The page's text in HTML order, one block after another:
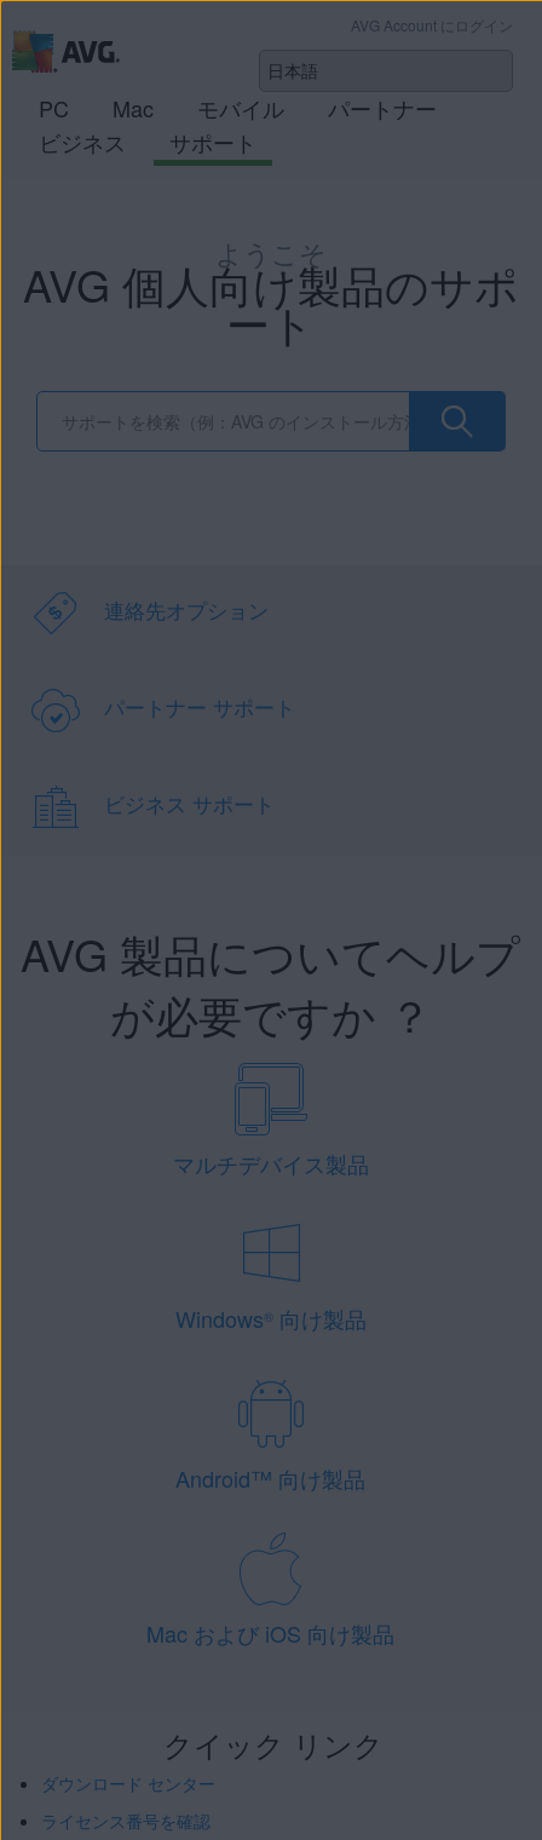
AVG Account にログイン
PC Mac モバイル
パートナー
ビジネス
サポート
ようこそ
AVG 個人向け製品のサポ
ート
連絡先オプション
パートナー サポート
ビジネス サポート
AVG 製品についてヘルプ
が必要ですか ？
マルチデバイス製品
Windows®向け製品
Android™ 向け製品
Mac および iOS 向け製品
クイック リンク
ダウンロード センター
ライセンス番号を確認